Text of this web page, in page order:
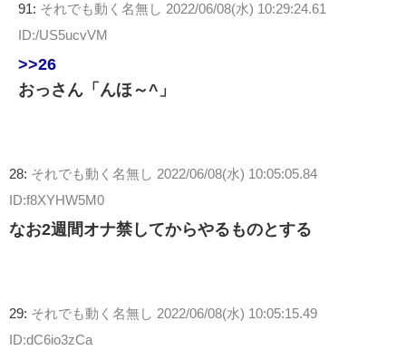
91: それでも動く名無し 2022/06/08(水) 10:29:24.61
ID:/US5ucvVM
>>26
おっさん「んほ～^」
28: それでも動く名無し 2022/06/08(水) 10:05:05.84
ID:f8XYHW5M0
なお2週間オナ禁してからやるものとする
29: それでも動く名無し 2022/06/08(水) 10:05:15.49
ID:dC6io3zCa